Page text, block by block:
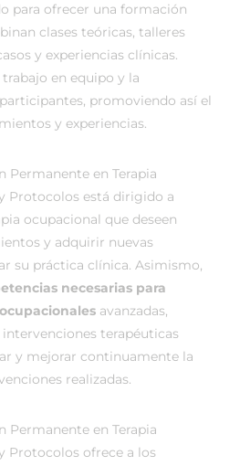
para ofrecer una formación
clases teóricas, talleres
y experiencias clínicas.
en equipo y la
promoviendo así el
y experiencias.
Permanente en Terapia
Protocolos está dirigido a
ocupacional que deseen
y adquirir nuevas
su práctica clínica. Asimismo,
necesarias para
avanzadas,
terapéuticas
y mejorar continuamente la
realizadas.
Permanente en Terapia
Protocolos ofrece a los